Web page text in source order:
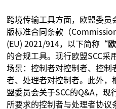
跨境传输工具方面，欧盟委员
版标准合同条款（
(EU) 2021/914，以下简称“
的合规工具。现行欧盟SCC采
场景：控制者对控制者、控制
者、处理者对控制者。此外，
盟委员会关于SCC的Q&A，现
所要求的控制者与处理者协议